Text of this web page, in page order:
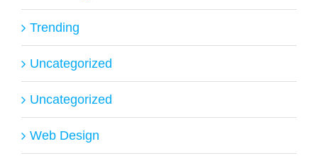
Trending
Uncategorized
Uncategorized
Web Design